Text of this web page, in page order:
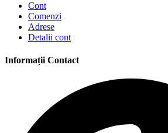
Cont
Comenzi
Adrese
Detalii cont
Informații Contact